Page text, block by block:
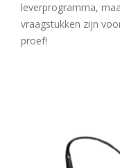
leverprogramma,
vraagstukken zijn
proef!